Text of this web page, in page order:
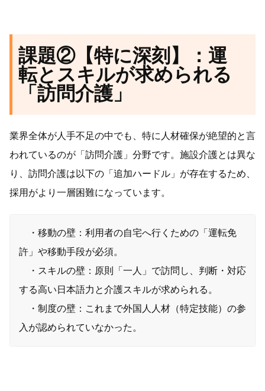
課題②【特に深刻】：運
転とスキルが求められる
「訪問介護」
業界全体が人手不足の中でも、特に人材確保が絶望的と言
われているのが「訪問介護」分野です。施設介護とは異な
り、訪問介護は以下の「追加ハードル」が存在するため、
採用がより一層困難になっています。
・移動の壁：利用者の自宅へ行くための「運転免
許」や移動手段が必須。
・スキルの壁：原則「一人」で訪問し、判断・対応
する高い日本語力と介護スキルが求められる。
・制度の壁：これまで外国人人材（特定技能）の参
入が認められていなかった。